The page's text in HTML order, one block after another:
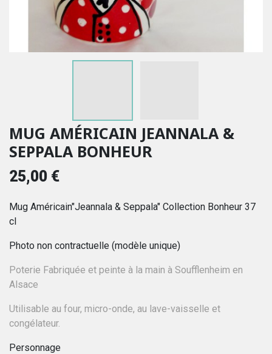
MUG AMÉRICAIN JEANNALA &
SEPPALA BONHEUR
25,00 €
Mug Américain"Jeannala & Seppala" Collection Bonheur 37
cl
Photo non contractuelle (modèle unique)
Poterie Fabriquée et peinte à la main à Soufflenheim en
Alsace
Utilisable au four, micro-onde, au lave-vaisselle et
congélateur.
Personnage